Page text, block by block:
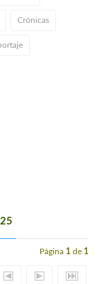
Crónicas
Página 1 de 1